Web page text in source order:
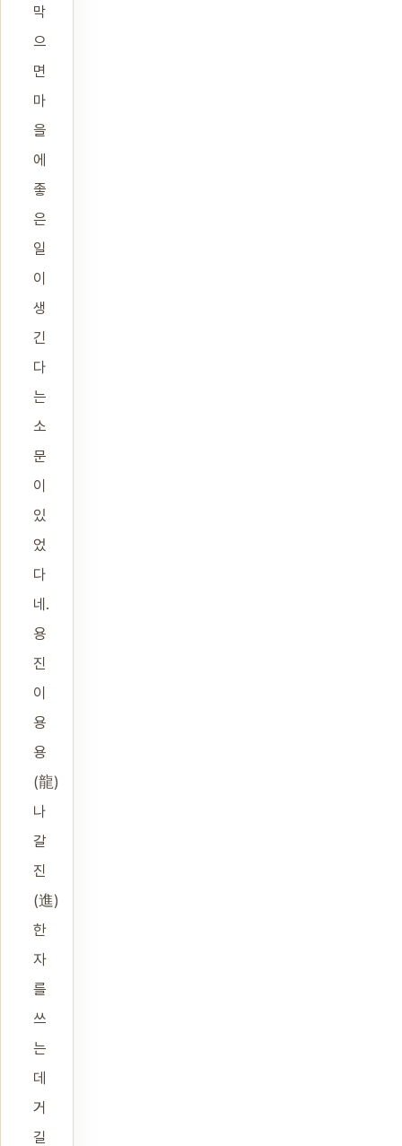
막
으
면
마
을
에
좋
은
일
이
생
긴
다
는
소
문
이
있
었
다
네.
용
진
이
용
용
(龍)
나
갈
진
(進)
한
자
를
쓰
는
데
거
길